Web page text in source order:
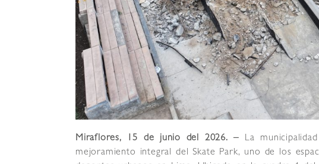
Miraflores, 15 de junio del 2026. – La
mejoramiento integral del Skate Park, uno de los